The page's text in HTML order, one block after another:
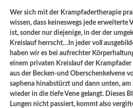
Wer sich mit der Krampfadertherapie
wissen, dass keineswegs jede erweiterte
ist, sonder nur diejenige, in der der
Kreislauf herrscht…In jeder voll
haben wir es bei aufrechter
einem privaten Kreislauf der Krampfader
aus der Becken-und Oberschenkelvene
saphena hinabstürzt und dann unten, am
wieder in die tiefe Vene gelangt. Dieses
Lungen nicht passiert, kommt also